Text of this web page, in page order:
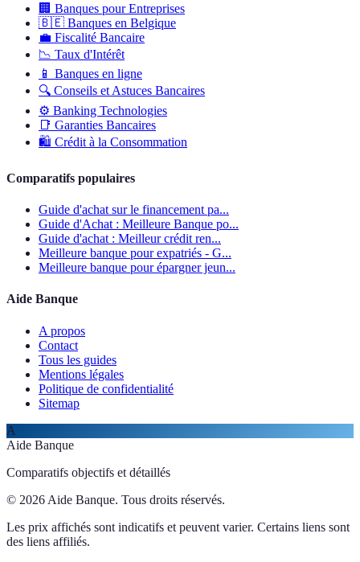
🏢 Banques pour Entreprises
🇧🇪 Banques en Belgique
💼 Fiscalité Bancaire
📉 Taux d'Intérêt
📱 Banques en ligne
🔍 Conseils et Astuces Bancaires
⚙️ Banking Technologies
📑 Garanties Bancaires
🛍️ Crédit à la Consommation
Comparatifs populaires
Guide d'achat sur le financement pa...
Guide d'Achat : Meilleure Banque po...
Guide d'achat : Meilleur crédit ren...
Meilleure banque pour expatriés - G...
Meilleure banque pour épargner jeun...
Aide Banque
A propos
Contact
Tous les guides
Mentions légales
Politique de confidentialité
Sitemap
A
Aide Banque
Comparatifs objectifs et détaillés
© 2026 Aide Banque. Tous droits réservés.
Les prix affichés sont indicatifs et peuvent varier. Certains liens sont
des liens affiliés.